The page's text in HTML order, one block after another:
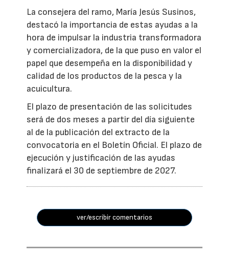
La consejera del ramo, María Jesús Susinos,
destacó la importancia de estas ayudas a la
hora de impulsar la industria transformadora
y comercializadora, de la que puso en valor el
papel que desempeña en la disponibilidad y
calidad de los productos de la pesca y la
acuicultura.
El plazo de presentación de las solicitudes
será de dos meses a partir del día siguiente
al de la publicación del extracto de la
convocatoria en el Boletín Oficial. El plazo de
ejecución y justificación de las ayudas
finalizará el 30 de septiembre de 2027.
ver/escribir comentarios